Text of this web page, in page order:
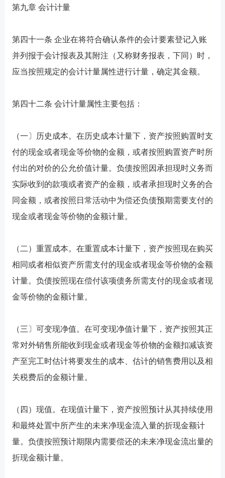
第九章 会计计量
第四十一条 企业在将符合确认条件的会计要素登记入账
并列报于会计报表及其附注（又称财务报表，下同）时，
应当按照规定的会计计量属性进行计量，确定其金额。
第四十二条 会计计量属性主要包括：
（一〕历史成本。在历史成本计量下，资产按照购置时支
付的现金或者现金等价物的金额，或者按照购置资产时所
付出的对价的公允价值计量。负债按照因承担现时义务而
实际收到的款项或者资产的金额，或者承担现时义务的合
同金额，或者按照日常活动中为偿还负债预期需要支付的
现金或者现金等价物的金额计量。
（二）重置成本。在重置成本计量下，资产按照现在购买
相同或者相似资产所需支付的现金或者现金等价物的金额
计量。负债按照现在偿付该项债务所需支付的现金或者现
金等价物的金额计量。
（三〕可变现净值。在可变现净值计量下，资产按照其正
常对外销售所能收到现金或者现金等价物的金额扣减该资
产至完工时估计将要发生的成本、估计的销售费用以及相
关税费后的金额计量。
（四）现值。在现值计量下，资产按照预计从其持续使用
和最终处置中所产生的未来净现金流入量的折现金额计
量。负债按照预计期限内需要偿还的未来净现金流出量的
折现金额计量。